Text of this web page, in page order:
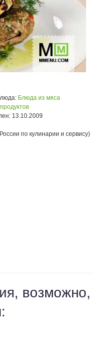
Блюда из мяса
13.10.2009
по кулинарии и сервису)
возможно,